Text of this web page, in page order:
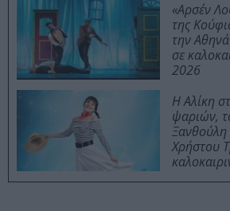
«Αρσέν
της
την
σε
2026
Η Αλίκη
ψαριών,
Ξανθούλη
Χρήστου